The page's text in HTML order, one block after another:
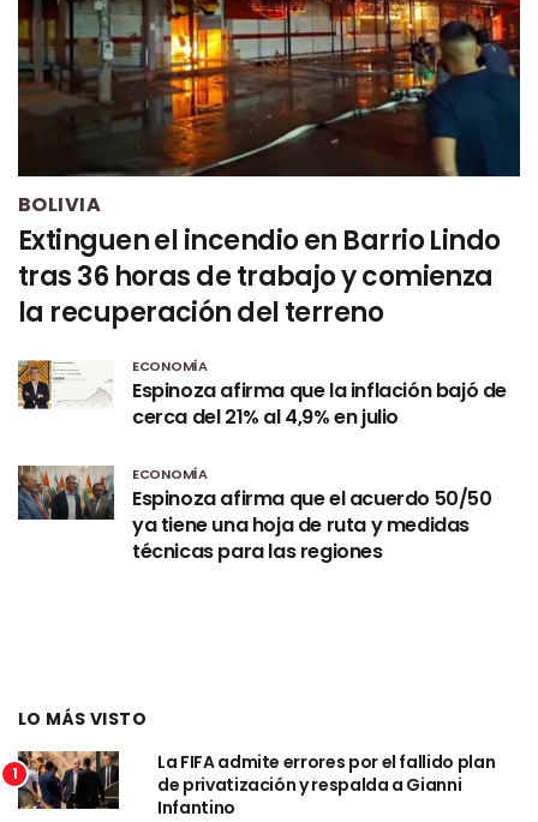
BOLIVIA
Extinguen el incendio en Barrio Lindo
tras 36 horas de trabajo y comienza
la recuperación del terreno
ECONOMÍA
Espinoza afirma que la inflación bajó de
cerca del 21% al 4,9% en julio
ECONOMÍA
Espinoza afirma que el acuerdo 50/50
ya tiene una hoja de ruta y medidas
técnicas para las regiones
LO MÁS VISTO
1
La FIFA admite errores por el fallido plan
de privatización y respalda a Gianni
Infantino